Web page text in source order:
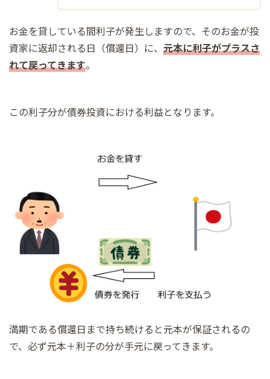
お金を貸している間利子が発生しますので、そのお金が投
資家に返却される日（償還日）に、 元本に利子がプラスさ
れて戻ってきます。
この利子分が債券投資における利益となります。
満期である償還日まで持ち続けると元本が保証されるの
で、必ず元本＋利子の分が手元に戻ってきます。